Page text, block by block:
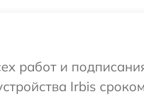
работ и
Irbis